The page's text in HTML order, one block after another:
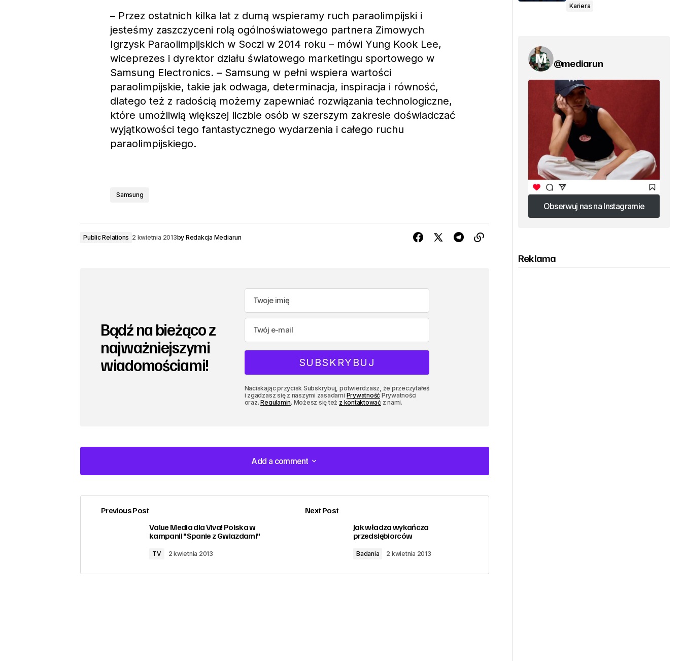
– Przez ostatnich kilka lat z dumą wspieramy ruch paraolimpijski i
jesteśmy zaszczyceni rolą ogólnoświatowego partnera Zimowych
Igrzysk Paraolimpijskich w Soczi w 2014 roku – mówi Yung Kook Lee,
wiceprezes i dyrektor działu światowego marketingu sportowego w
Samsung Electronics. – Samsung w pełni wspiera wartości
paraolimpijskie, takie jak odwaga, determinacja, inspiracja i równość,
dlatego też z radością możemy zapewniać rozwiązania technologiczne,
które umożliwią większej liczbie osób w szerszym zakresie doświadczać
wyjątkowości tego fantastycznego wydarzenia i całego ruchu
paraolimpijskiego.
Samsung
Public Relations 2 kwietnia 2013by Redakcja Mediarun
Bądź na bieżąco z
najważniejszymi
wiadomościami!
Naciskając przycisk Subskrybuj, potwierdzasz, że przeczytałeś
i zgadzasz się z naszymi zasadami Prywatność Prywatności
oraz.Regulamin. Możesz się też z kontaktowaćz nami.
Add a comment
Add a comment
zalogować
Previous Post
Value Media dla Viva! Polska w
kampanii "Spanie z Gwiazdami"
TV 2 kwietnia 2013
Next Post
Jak władza wykańcza
przedsiębiorców
Badania 2 kwietnia 2013
Kariera
@mediarun
Obserwuj nas na Instagramie
Obserwuj nas na Instagramie
Reklama